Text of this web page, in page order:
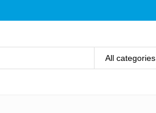
All categories